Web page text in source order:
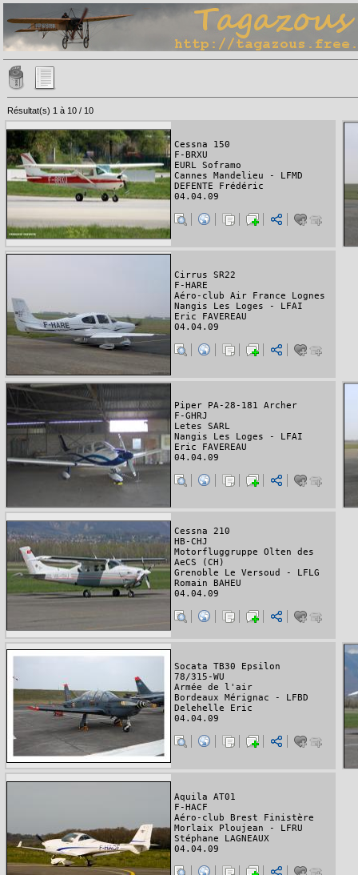
Résultat(s) 1 à 10 / 10
Cessna 150
F-BRXU
EURL Soframo
Cannes Mandelieu - LFMD
DEFENTE Frédéric
04.04.09
Cirrus SR22
F-HARE
Aéro-club Air France Lognes
Nangis Les Loges - LFAI
Eric FAVEREAU
04.04.09
Piper PA-28-181 Archer
F-GHRJ
Letes SARL
Nangis Les Loges - LFAI
Eric FAVEREAU
04.04.09
Cessna 210
HB-CHJ
Motorfluggruppe Olten des
AeCS (CH)
Grenoble Le Versoud - LFLG
Romain BAHEU
04.04.09
Socata TB30 Epsilon
78/315-WU
Armée de l'air
Bordeaux Mérignac - LFBD
Delehelle Eric
04.04.09
Aquila AT01
F-HACF
Aéro-club Brest Finistère
Morlaix Ploujean - LFRU
Stéphane LAGNEAUX
04.04.09